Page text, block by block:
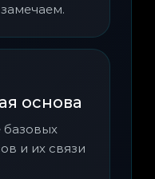
основа
базовых
и их связи